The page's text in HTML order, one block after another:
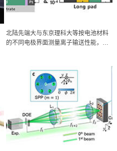
北陆先端大与东京理科大等按电池材料
的不同电极界面测量离子输送性能，为